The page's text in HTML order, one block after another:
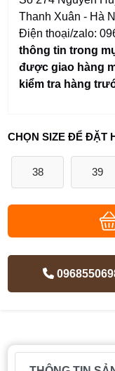
Thanh Xuân - Hà
Điện thoại/zalo:
thông tin trong
được giao hàng
kiểm tra hàng
CHỌN SIZE ĐỂ ĐẶT
38 39